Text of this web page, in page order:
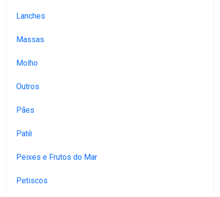
Lanches
Massas
Molho
Outros
Pães
Patê
Peixes e Frutos do Mar
Petiscos